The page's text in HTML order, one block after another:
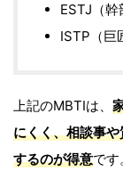
ESTJ（幹
ISTP（巨
上記のMBTIは、
にくく、相談事
するのが得意です